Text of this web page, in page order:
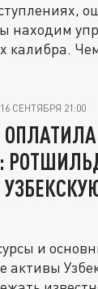
находим
калибра.
16 СЕНТЯБРЯ 21:00
и